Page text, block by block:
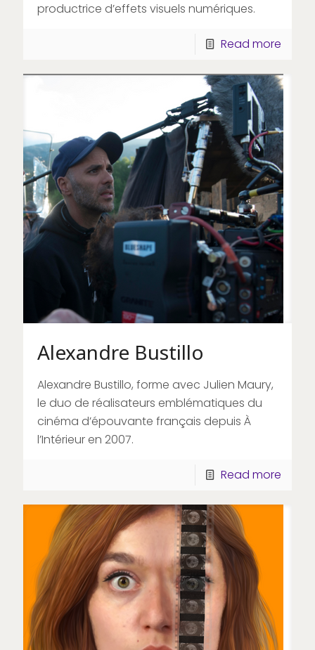
productrice d’effets visuels numériques.
Read more
Alexandre Bustillo
Alexandre Bustillo, forme avec Julien Maury,
le duo de réalisateurs emblématiques du
cinéma d’épouvante français depuis À
l’Intérieur en 2007.
Read more